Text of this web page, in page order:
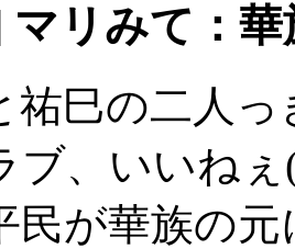
マリみて：
祐巳の二人
ブ、いいねぇ
民が華族の